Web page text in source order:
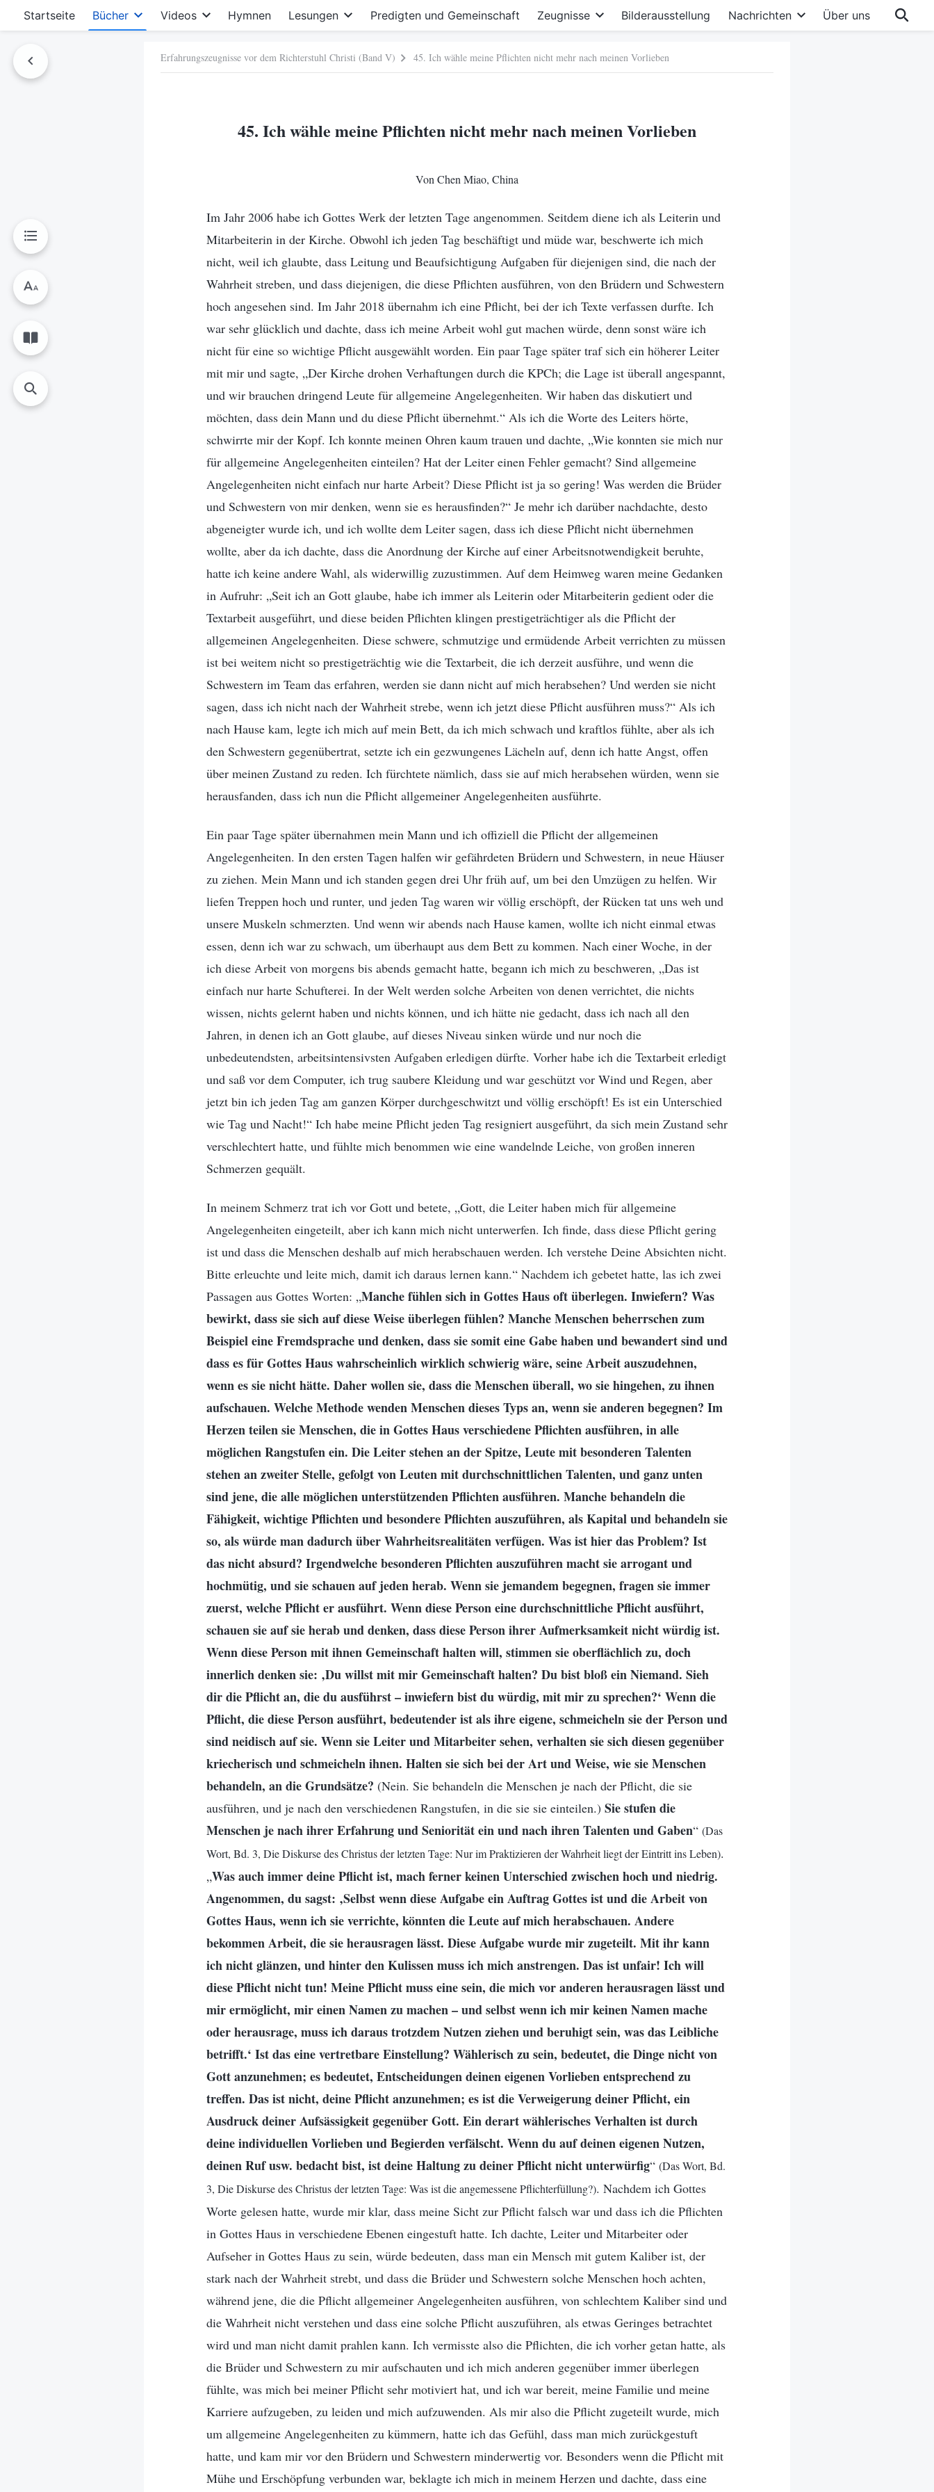
Startseite Bücher Videos Hymnen Lesungen Predigten und Gemeinschaft Zeugnisse Bilderausstellung Nachrichten Über uns
Erfahrungszeugnisse vor dem Richterstuhl Christi (Band V) 45. Ich wähle meine Pflichten nicht mehr nach meinen Vorlieben
45. Ich wähle meine Pflichten nicht mehr nach meinen Vorlieben
Von Chen Miao, China
Im Jahr 2006 habe ich Gottes Werk der letzten Tage angenommen. Seitdem diene ich als Leiterin und
Mitarbeiterin in der Kirche. Obwohl ich jeden Tag beschäftigt und müde war, beschwerte ich mich
nicht, weil ich glaubte, dass Leitung und Beaufsichtigung Aufgaben für diejenigen sind, die nach der
Wahrheit streben, und dass diejenigen, die diese Pflichten ausführen, von den Brüdern und Schwestern
hoch angesehen sind. Im Jahr 2018 übernahm ich eine Pflicht, bei der ich Texte verfassen durfte. Ich
war sehr glücklich und dachte, dass ich meine Arbeit wohl gut machen würde, denn sonst wäre ich
nicht für eine so wichtige Pflicht ausgewählt worden. Ein paar Tage später traf sich ein höherer Leiter
mit mir und sagte, „Der Kirche drohen Verhaftungen durch die KPCh; die Lage ist überall angespannt,
und wir brauchen dringend Leute für allgemeine Angelegenheiten. Wir haben das diskutiert und
möchten, dass dein Mann und du diese Pflicht übernehmt.“ Als ich die Worte des Leiters hörte,
schwirrte mir der Kopf. Ich konnte meinen Ohren kaum trauen und dachte, „Wie konnten sie mich nur
für allgemeine Angelegenheiten einteilen? Hat der Leiter einen Fehler gemacht? Sind allgemeine
Angelegenheiten nicht einfach nur harte Arbeit? Diese Pflicht ist ja so gering! Was werden die Brüder
und Schwestern von mir denken, wenn sie es herausfinden?“ Je mehr ich darüber nachdachte, desto
abgeneigter wurde ich, und ich wollte dem Leiter sagen, dass ich diese Pflicht nicht übernehmen
wollte, aber da ich dachte, dass die Anordnung der Kirche auf einer Arbeitsnotwendigkeit beruhte,
hatte ich keine andere Wahl, als widerwillig zuzustimmen. Auf dem Heimweg waren meine Gedanken
in Aufruhr: „Seit ich an Gott glaube, habe ich immer als Leiterin oder Mitarbeiterin gedient oder die
Textarbeit ausgeführt, und diese beiden Pflichten klingen prestigeträchtiger als die Pflicht der
allgemeinen Angelegenheiten. Diese schwere, schmutzige und ermüdende Arbeit verrichten zu müssen
ist bei weitem nicht so prestigeträchtig wie die Textarbeit, die ich derzeit ausführe, und wenn die
Schwestern im Team das erfahren, werden sie dann nicht auf mich herabsehen? Und werden sie nicht
sagen, dass ich nicht nach der Wahrheit strebe, wenn ich jetzt diese Pflicht ausführen muss?“ Als ich
nach Hause kam, legte ich mich auf mein Bett, da ich mich schwach und kraftlos fühlte, aber als ich
den Schwestern gegenübertrat, setzte ich ein gezwungenes Lächeln auf, denn ich hatte Angst, offen
über meinen Zustand zu reden. Ich fürchtete nämlich, dass sie auf mich herabsehen würden, wenn sie
herausfanden, dass ich nun die Pflicht allgemeiner Angelegenheiten ausführte.
Ein paar Tage später übernahmen mein Mann und ich offiziell die Pflicht der allgemeinen
Angelegenheiten. In den ersten Tagen halfen wir gefährdeten Brüdern und Schwestern, in neue Häuser
zu ziehen. Mein Mann und ich standen gegen drei Uhr früh auf, um bei den Umzügen zu helfen. Wir
liefen Treppen hoch und runter, und jeden Tag waren wir völlig erschöpft, der Rücken tat uns weh und
unsere Muskeln schmerzten. Und wenn wir abends nach Hause kamen, wollte ich nicht einmal etwas
essen, denn ich war zu schwach, um überhaupt aus dem Bett zu kommen. Nach einer Woche, in der
ich diese Arbeit von morgens bis abends gemacht hatte, begann ich mich zu beschweren, „Das ist
einfach nur harte Schufterei. In der Welt werden solche Arbeiten von denen verrichtet, die nichts
wissen, nichts gelernt haben und nichts können, und ich hätte nie gedacht, dass ich nach all den
Jahren, in denen ich an Gott glaube, auf dieses Niveau sinken würde und nur noch die
unbedeutendsten, arbeitsintensivsten Aufgaben erledigen dürfte. Vorher habe ich die Textarbeit erledigt
und saß vor dem Computer, ich trug saubere Kleidung und war geschützt vor Wind und Regen, aber
jetzt bin ich jeden Tag am ganzen Körper durchgeschwitzt und völlig erschöpft! Es ist ein Unterschied
wie Tag und Nacht!“ Ich habe meine Pflicht jeden Tag resigniert ausgeführt, da sich mein Zustand sehr
verschlechtert hatte, und fühlte mich benommen wie eine wandelnde Leiche, von großen inneren
Schmerzen gequält.
In meinem Schmerz trat ich vor Gott und betete, „Gott, die Leiter haben mich für allgemeine
Angelegenheiten eingeteilt, aber ich kann mich nicht unterwerfen. Ich finde, dass diese Pflicht gering
ist und dass die Menschen deshalb auf mich herabschauen werden. Ich verstehe Deine Absichten nicht.
Bitte erleuchte und leite mich, damit ich daraus lernen kann.“ Nachdem ich gebetet hatte, las ich zwei
Passagen aus Gottes Worten: „Manche fühlen sich in Gottes Haus oft überlegen. Inwiefern? Was
bewirkt, dass sie sich auf diese Weise überlegen fühlen? Manche Menschen beherrschen zum
Beispiel eine Fremdsprache und denken, dass sie somit eine Gabe haben und bewandert sind und
dass es für Gottes Haus wahrscheinlich wirklich schwierig wäre, seine Arbeit auszudehnen,
wenn es sie nicht hätte. Daher wollen sie, dass die Menschen überall, wo sie hingehen, zu ihnen
aufschauen. Welche Methode wenden Menschen dieses Typs an, wenn sie anderen begegnen? Im
Herzen teilen sie Menschen, die in Gottes Haus verschiedene Pflichten ausführen, in alle
möglichen Rangstufen ein. Die Leiter stehen an der Spitze, Leute mit besonderen Talenten
stehen an zweiter Stelle, gefolgt von Leuten mit durchschnittlichen Talenten, und ganz unten
sind jene, die alle möglichen unterstützenden Pflichten ausführen. Manche behandeln die
Fähigkeit, wichtige Pflichten und besondere Pflichten auszuführen, als Kapital und behandeln sie
so, als würde man dadurch über Wahrheitsrealitäten verfügen. Was ist hier das Problem? Ist
das nicht absurd? Irgendwelche besonderen Pflichten auszuführen macht sie arrogant und
hochmütig, und sie schauen auf jeden herab. Wenn sie jemandem begegnen, fragen sie immer
zuerst, welche Pflicht er ausführt. Wenn diese Person eine durchschnittliche Pflicht ausführt,
schauen sie auf sie herab und denken, dass diese Person ihrer Aufmerksamkeit nicht würdig ist.
Wenn diese Person mit ihnen Gemeinschaft halten will, stimmen sie oberflächlich zu, doch
innerlich denken sie: ‚Du willst mit mir Gemeinschaft halten? Du bist bloß ein Niemand. Sieh
dir die Pflicht an, die du ausführst – inwiefern bist du würdig, mit mir zu sprechen?‘ Wenn die
Pflicht, die diese Person ausführt, bedeutender ist als ihre eigene, schmeicheln sie der Person und
sind neidisch auf sie. Wenn sie Leiter und Mitarbeiter sehen, verhalten sie sich diesen gegenüber
kriecherisch und schmeicheln ihnen. Halten sie sich bei der Art und Weise, wie sie Menschen
behandeln, an die Grundsätze? (Nein. Sie behandeln die Menschen je nach der Pflicht, die sie
ausführen, und je nach den verschiedenen Rangstufen, in die sie sie einteilen.) Sie stufen die
Menschen je nach ihrer Erfahrung und Seniorität ein und nach ihren Talenten und Gaben“ (Das
Wort, Bd. 3, Die Diskurse des Christus der letzten Tage: Nur im Praktizieren der Wahrheit liegt der Eintritt ins Leben).
„Was auch immer deine Pflicht ist, mach ferner keinen Unterschied zwischen hoch und niedrig.
Angenommen, du sagst: ‚Selbst wenn diese Aufgabe ein Auftrag Gottes ist und die Arbeit von
Gottes Haus, wenn ich sie verrichte, könnten die Leute auf mich herabschauen. Andere
bekommen Arbeit, die sie herausragen lässt. Diese Aufgabe wurde mir zugeteilt. Mit ihr kann
ich nicht glänzen, und hinter den Kulissen muss ich mich anstrengen. Das ist unfair! Ich will
diese Pflicht nicht tun! Meine Pflicht muss eine sein, die mich vor anderen herausragen lässt und
mir ermöglicht, mir einen Namen zu machen – und selbst wenn ich mir keinen Namen mache
oder herausrage, muss ich daraus trotzdem Nutzen ziehen und beruhigt sein, was das Leibliche
betrifft.‘ Ist das eine vertretbare Einstellung? Wählerisch zu sein, bedeutet, die Dinge nicht von
Gott anzunehmen; es bedeutet, Entscheidungen deinen eigenen Vorlieben entsprechend zu
treffen. Das ist nicht, deine Pflicht anzunehmen; es ist die Verweigerung deiner Pflicht, ein
Ausdruck deiner Aufsässigkeit gegenüber Gott. Ein derart wählerisches Verhalten ist durch
deine individuellen Vorlieben und Begierden verfälscht. Wenn du auf deinen eigenen Nutzen,
deinen Ruf usw. bedacht bist, ist deine Haltung zu deiner Pflicht nicht unterwürfig“ (Das Wort, Bd.
3, Die Diskurse des Christus der letzten Tage: Was ist die angemessene Pflichterfüllung?). Nachdem ich Gottes
Worte gelesen hatte, wurde mir klar, dass meine Sicht zur Pflicht falsch war und dass ich die Pflichten
in Gottes Haus in verschiedene Ebenen eingestuft hatte. Ich dachte, Leiter und Mitarbeiter oder
Aufseher in Gottes Haus zu sein, würde bedeuten, dass man ein Mensch mit gutem Kaliber ist, der
stark nach der Wahrheit strebt, und dass die Brüder und Schwestern solche Menschen hoch achten,
während jene, die die Pflicht allgemeiner Angelegenheiten ausführen, von schlechtem Kaliber sind und
die Wahrheit nicht verstehen und dass eine solche Pflicht auszuführen, als etwas Geringes betrachtet
wird und man nicht damit prahlen kann. Ich vermisste also die Pflichten, die ich vorher getan hatte, als
die Brüder und Schwestern zu mir aufschauten und ich mich anderen gegenüber immer überlegen
fühlte, was mich bei meiner Pflicht sehr motiviert hat, und ich war bereit, meine Familie und meine
Karriere aufzugeben, zu leiden und mich aufzuwenden. Als mir also die Pflicht zugeteilt wurde, mich
um allgemeine Angelegenheiten zu kümmern, hatte ich das Gefühl, dass man mich zurückgestuft
hatte, und kam mir vor den Brüdern und Schwestern minderwertig vor. Besonders wenn die Pflicht mit
Mühe und Erschöpfung verbunden war, beklagte ich mich in meinem Herzen und dachte, dass eine